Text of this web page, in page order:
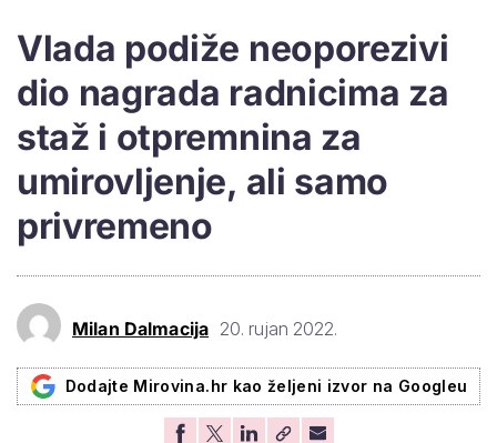
Vlada podiže neoporezivi
dio nagrada radnicima za
staž i otpremnina za
umirovljenje, ali samo
privremeno
Milan Dalmacija 20. rujan 2022.
Dodajte Mirovina.hr kao željeni izvor na Googleu